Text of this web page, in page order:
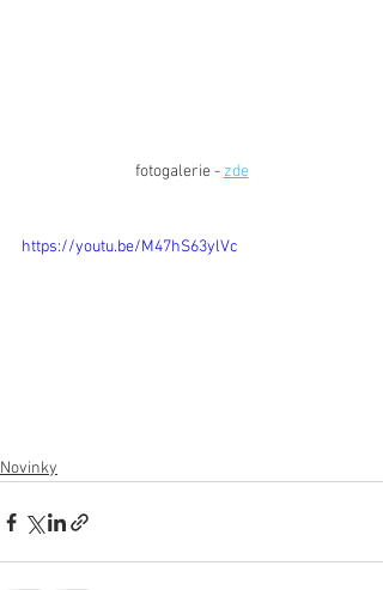
fotogalerie - zde
https://youtu.be/M47hS63ylVc
Novinky